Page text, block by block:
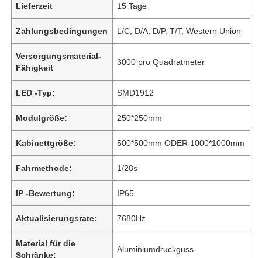
Lieferzeit 15 Tage
Zahlungsbedingungen L/C, D/A, D/P, T/T, Western Union
Versorgungsmaterial-
Fähigkeit
3000 pro Quadratmeter
LED -Typ: SMD1912
Modulgröße: 250*250mm
Kabinettgröße: 500*500mm ODER 1000*1000mm
Fahrmethode: 1/28s
IP -Bewertung: IP65
Aktualisierungsrate: 7680Hz
Material für die
Schränke:
Aluminiumdruckguss